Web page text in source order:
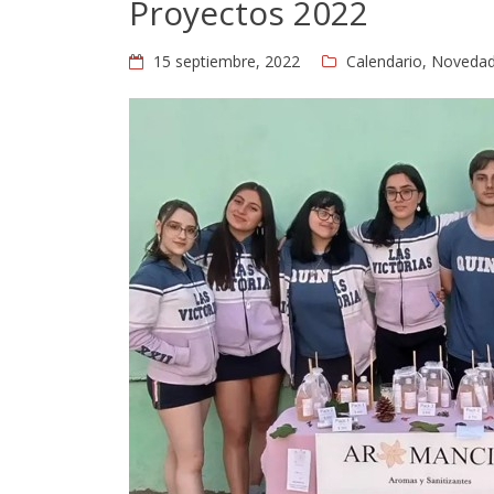
Proyectos 2022
15 septiembre, 2022 Calendario,